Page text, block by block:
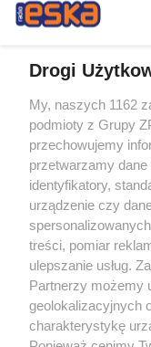
Żaden utwór
rozpowszechniany lub
tym także elektroniczny
eksploatacji w
bez pisemnej zgody
wykorzystanie utworów w
bez właściwej zgody,
prawnie.
Drogi
My, naszych 1162
podmioty z Grupy
przechowujemy
przetwarzamy
identyfikatory,
urządzenie czy
treści, pomiar
ulepszanie usług.
Partnerzy możemy
geolokalizacyjnych
charakterystykę